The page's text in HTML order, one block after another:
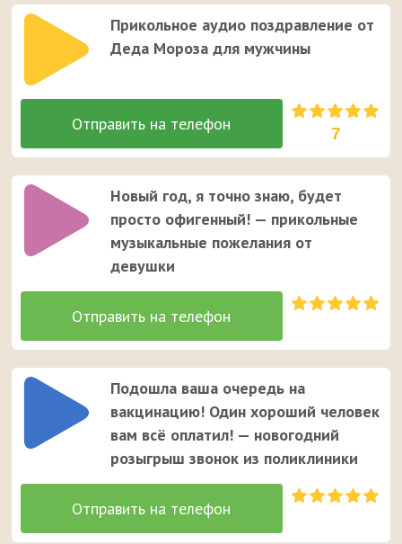
Прикольное аудио поздравление от
Деда Мороза для мужчины
7
Новый год, я точно знаю, будет
просто офигенный! — прикольные
музыкальные пожелания от
девушки
Подошла ваша очередь на
вакцинацию! Один хороший человек
вам всё оплатил! — новогодний
розыгрыш звонок из поликлиники